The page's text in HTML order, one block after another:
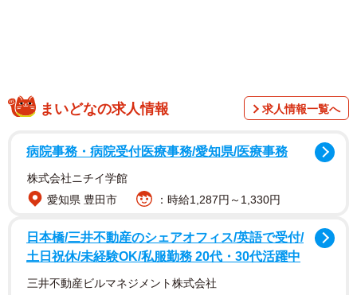
まいどなの求人情報 求人情報一覧へ
病院事務・病院受付医療事務/愛知県/医療事務
株式会社ニチイ学館
愛知県 豊田市
：時給1,287円～1,330円
日本橋/三井不動産のシェアオフィス/英語で受付/
土日祝休/未経験OK/私服勤務 20代・30代活躍中
三井不動産ビルマネジメント株式会社